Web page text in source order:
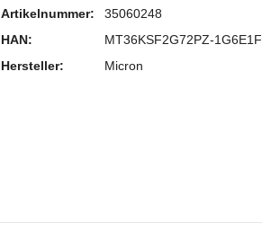
Artikelnummer:
35060248
HAN:
MT36KSF2G72PZ-
Hersteller:
Micron